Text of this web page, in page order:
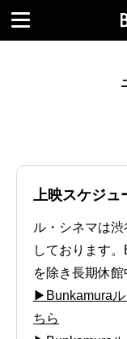
上映スケジュ
ル・シネマは
しております
を除き長期休館
▶Bunkamura
ちら